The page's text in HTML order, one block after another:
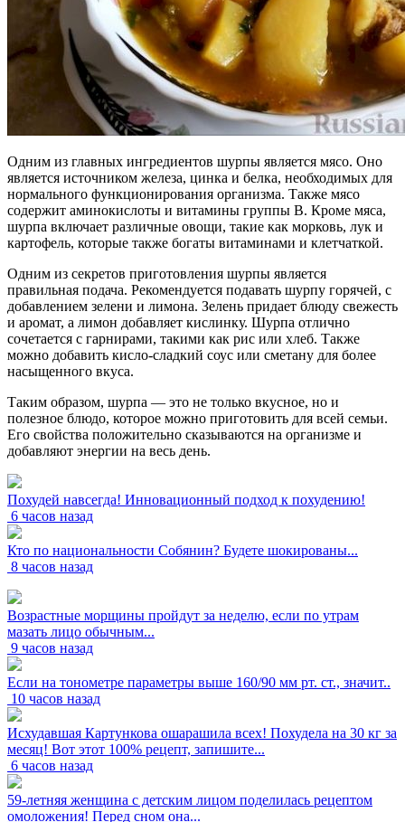
Одним из главных ингредиентов шурпы является мясо. Оно
является источником железа, цинка и белка, необходимых для
нормального функционирования организма. Также мясо
содержит аминокислоты и витамины группы В. Кроме мяса,
шурпа включает различные овощи, такие как морковь, лук и
картофель, которые также богаты витаминами и клетчаткой.
Одним из секретов приготовления шурпы является
правильная подача. Рекомендуется подавать шурпу горячей, с
добавлением зелени и лимона. Зелень придает блюду свежесть
и аромат, а лимон добавляет кислинку. Шурпа отлично
сочетается с гарнирами, такими как рис или хлеб. Также
можно добавить кисло-сладкий соус или сметану для более
насыщенного вкуса.
Таким образом, шурпа — это не только вкусное, но и
полезное блюдо, которое можно приготовить для всей семьи.
Его свойства положительно сказываются на организме и
добавляют энергии на весь день.
Похудей навсегда! Инновационный подход к похудению!
6 часов назад
Кто по национальности Собянин? Будете шокированы...
8 часов назад
Возрастные морщины пройдут за неделю, если по утрам
мазать лицо обычным...
9 часов назад
Если на тонометре параметры выше 160/90 мм рт. ст., значит..
10 часов назад
Исхудавшая Картункова ошарашила всех! Похудела на 30 кг за
месяц! Вот этот 100% рецепт, запишите...
6 часов назад
59-летняя женщина с детским лицом поделилась рецептом
омоложения! Перед сном она...